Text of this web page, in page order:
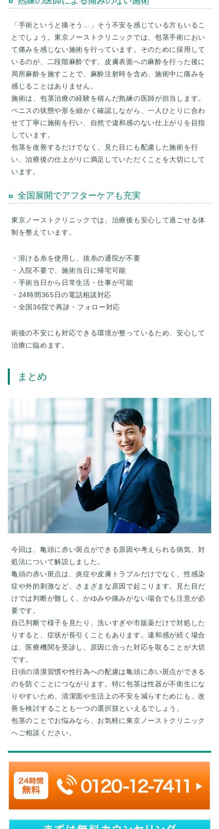
「手術というと痛そう…」そう不安を感じている方もいるこ
とでしょう。東京ノーストクリニックでは、包茎手術におい
て痛みを感じない施術を行っています。そのために採用して
いるのが、二段階麻酔です。皮膚表面への麻酔を行った後に
局所麻酔を施すことで、麻酔注射時を含め、施術中に痛みを
感じることはありません。
施術は、包茎治療の経験を積んだ熟練の医師が担当します。
ペニスの状態や形を細かく確認しながら、一人ひとりに合わ
せて丁寧に施術を行い、自然で違和感のない仕上がりを目指
しています。
包茎を改善するだけでなく、見た目にも配慮した施術を行
い、治療後の仕上がりに満足していただくことを大切にして
います。
全国展開でアフターケアも充実
東京ノーストクリニックでは、治療後も安心して過ごせる体
制を整えています。
・溶ける糸を使用し、抜糸の通院が不要
・入院不要で、施術当日に帰宅可能
・手術当日から日常生活・仕事が可能
・24時間365日の電話相談対応
・全国36院で再診・フォロー対応
術後の不安にも対応できる環境が整っているため、安心して
治療に臨めます。
まとめ
今回は、亀頭に赤い斑点ができる原因や考えられる病気、対
処法について解説しました。
亀頭の赤い斑点は、炎症や皮膚トラブルだけでなく、性感染
症や外的刺激など、さまざまな原因で起こります。見た目だ
けでは判断が難しく、かゆみや痛みがない場合でも注意が必
要です。
自己判断で様子を見たり、洗いすぎや市販薬だけで対処した
りすると、症状が長引くこともあります。違和感が続く場合
は、医療機関を受診し、原因に合った対応を取ることが大切
です。
日頃の清潔習慣や性行為への配慮は亀頭に赤い斑点ができる
のを防ぐことにつながります。特に包茎は性器が不衛生にな
りやすいため、清潔面や生活上の不安を減らすためにも、改
善を検討することも一つの選択肢といえるでしょう。
包茎のことでお悩みなら、お気軽に東京ノーストクリニック
へご相談ください。